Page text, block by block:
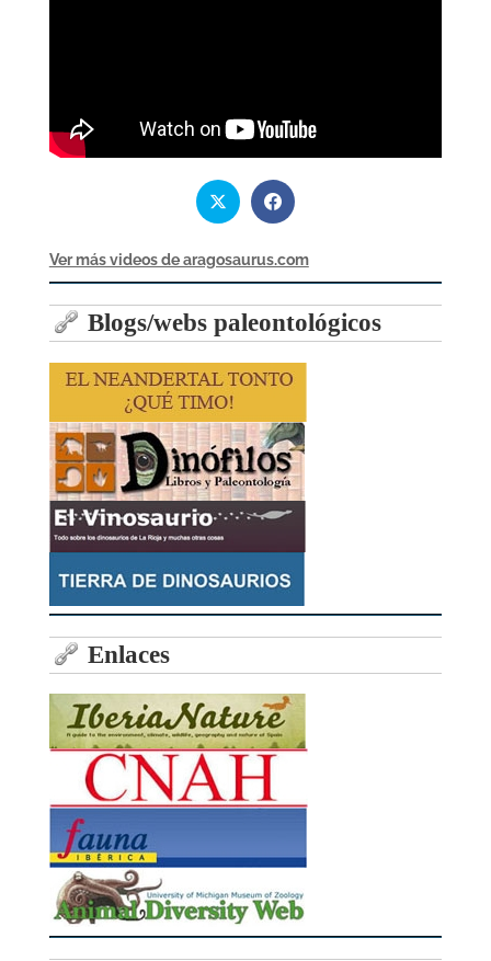
Ver más videos de aragosaurus.com
Blogs/webs paleontológicos
Enlaces